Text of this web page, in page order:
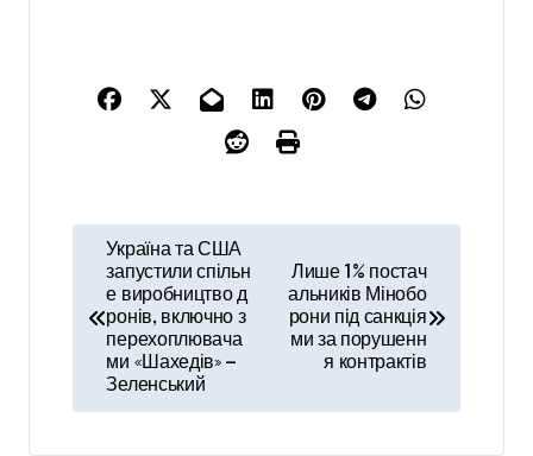
в
Україна та США
запустили спільн
е виробництво д
ронів, включно з
перехоплювача
ми «Шахедів» —
Зеленський
Лише 1% постач
альників Мінобо
рони під санкція
ми за порушенн
я контрактів